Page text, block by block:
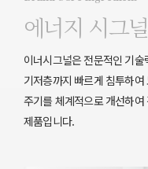
에너지 시그
이너시그널은 전문적인 기
기저층까지 빠르게 침투하
주기를 체계적으로 개선하
제품입니다.